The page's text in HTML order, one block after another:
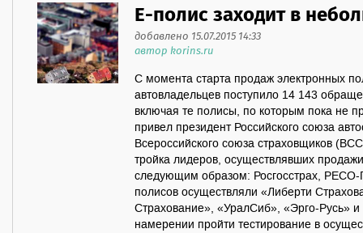
Е-полис заходит в
добавлено 15.07.2015 14:33
автор korins.ru
С момента старта продаж электронных
автовладельцев поступило 14 143
включая те полисы, по которым пока не
привел президент Российского союза
Всероссийского союза страховщиков
тройка лидеров, осуществлявших
следующим образом: Росгосстрах,
полисов осуществляли «Либерти
Страхование», «УралСиб», «Эрго-Русь»
намерении пройти тестирование в